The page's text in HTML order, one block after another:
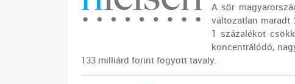
A sör
változatlan maradt
1 százalékot
koncentrálódó,
133 milliárd forint fogyott tavaly.